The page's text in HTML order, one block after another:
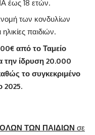
έως 18 ετών.
των κονδυλίων
παιδιών.
από το Ταμείο
την ίδρυση 20.000
το συγκεκριμένο
2025.
ΟΛΩΝ ΤΩΝ ΠΑΙΔΙΩΝ σε